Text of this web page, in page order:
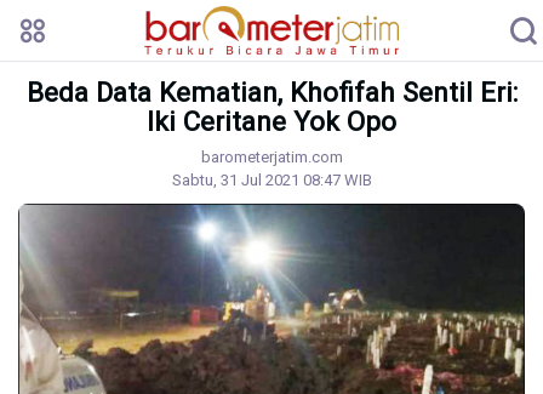
Beda Data Kematian, Khofifah Sentil Eri:
Iki Ceritane Yok Opo
barometerjatim.com
Sabtu, 31 Jul 2021 08:47 WIB